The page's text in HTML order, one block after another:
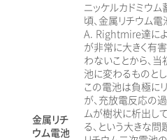
金属リチ
ウム電池
ニッケルカドミウ
頃、金属リチウム
A. Rightmire達によ
が非常に大きく有
わないことから、当
池に変わるものとし
この電池は負極に
が、充放電反応の
ムが樹状に析出し
る、という大きな